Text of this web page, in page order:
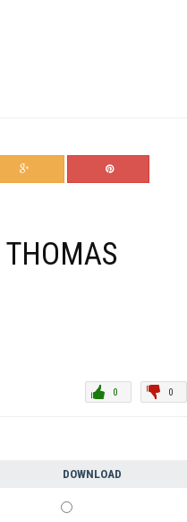
0
0
DOWNLOAD